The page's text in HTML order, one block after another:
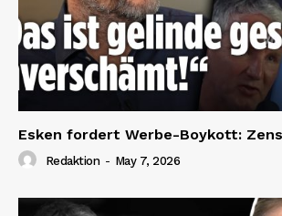
Esken fordert Werbe-Boykott:
Redaktion - May 7, 2026